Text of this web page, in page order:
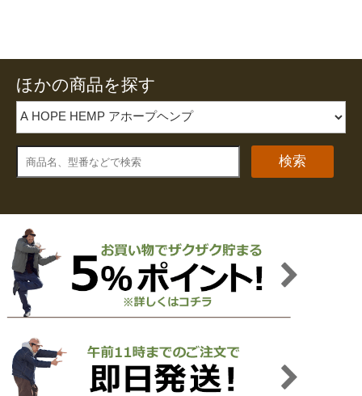
ほかの商品を探す
検索